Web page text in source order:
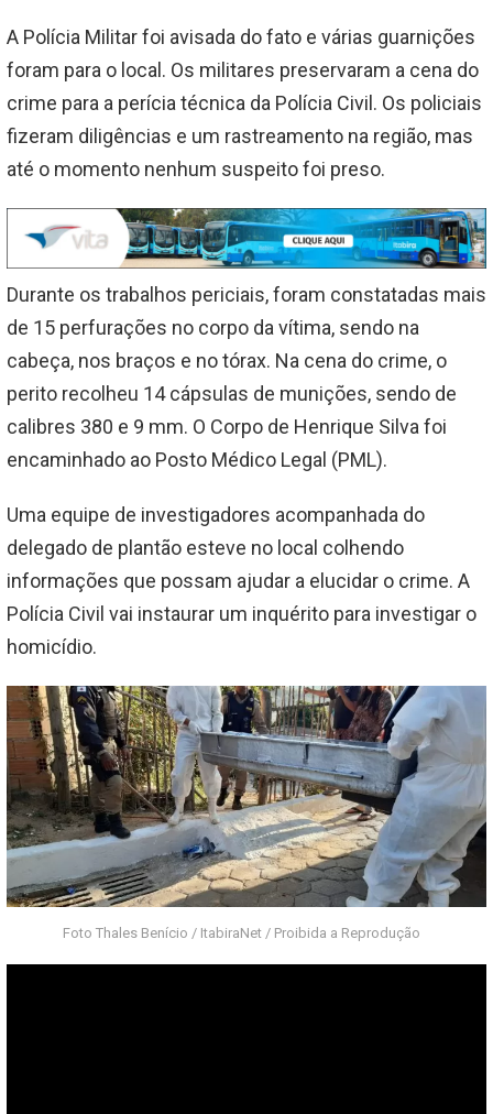
A Polícia Militar foi avisada do fato e várias guarnições
foram para o local. Os militares preservaram a cena do
crime para a perícia técnica da Polícia Civil. Os policiais
fizeram diligências e um rastreamento na região, mas
até o momento nenhum suspeito foi preso.
Durante os trabalhos periciais, foram constatadas mais
de 15 perfurações no corpo da vítima, sendo na
cabeça, nos braços e no tórax. Na cena do crime, o
perito recolheu 14 cápsulas de munições, sendo de
calibres 380 e 9 mm. O Corpo de Henrique Silva foi
encaminhado ao Posto Médico Legal (PML).
Uma equipe de investigadores acompanhada do
delegado de plantão esteve no local colhendo
informações que possam ajudar a elucidar o crime. A
Polícia Civil vai instaurar um inquérito para investigar o
homicídio.
Foto Thales Benício / ItabiraNet / Proibida a Reprodução